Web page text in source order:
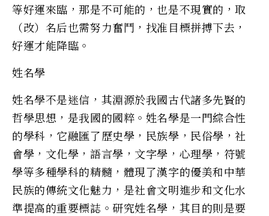
等好運來臨，那是不可能的，也是不現實的，取
（改）名后也需努力奮鬥，找准目標拼搏下去，
好運才能降臨。
姓名學
姓名學不是迷信，其淵源於我國古代諸多先賢的
哲學思想，是我國的國粹。姓名學是一門綜合性
的學科，它融匯了歷史學，民族學，民俗學，社
會學，文化學，語言學，文字學，心理學，符號
學等多種學科的精髓，體現了漢字的優美和中華
民族的傳統文化魅力，是社會文明進步和文化水
準提高的重要標誌。研究姓名學，其目的則是要